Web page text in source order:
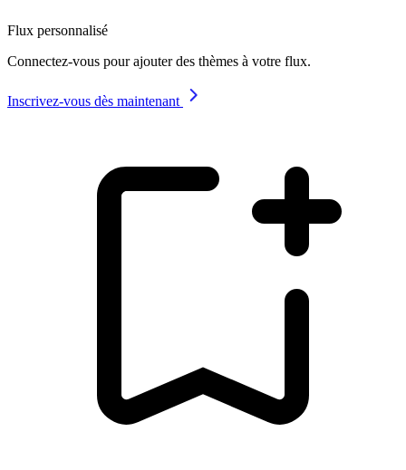
Flux personnalisé
Connectez-vous pour ajouter des thèmes à votre flux.
Inscrivez-vous dès maintenant